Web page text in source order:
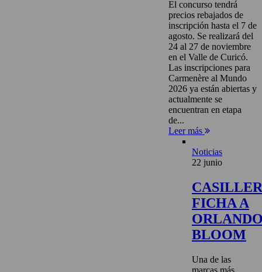
El concurso tendrá
precios rebajados de
inscripción hasta el 7 de
agosto. Se realizará del
24 al 27 de noviembre
en el Valle de Curicó.
Las inscripciones para
Carmenère al Mundo
2026 ya están abiertas y
actualmente se
encuentran en etapa
de...
Leer más
Noticias
22 junio
FICHA A
BLOOM
Una de las
marcas más